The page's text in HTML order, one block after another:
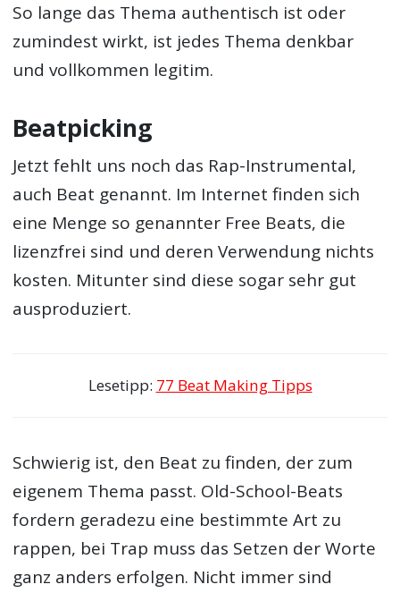
So lange das Thema authentisch ist oder
zumindest wirkt, ist jedes Thema denkbar
und vollkommen legitim.
Beatpicking
Jetzt fehlt uns noch das Rap-Instrumental,
auch Beat genannt. Im Internet finden sich
eine Menge so genannter Free Beats, die
lizenzfrei sind und deren Verwendung nichts
kosten. Mitunter sind diese sogar sehr gut
ausproduziert.
Lesetipp: 77 Beat Making Tipps
Schwierig ist, den Beat zu finden, der zum
eigenem Thema passt. Old-School-Beats
fordern geradezu eine bestimmte Art zu
rappen, bei Trap muss das Setzen der Worte
ganz anders erfolgen. Nicht immer sind